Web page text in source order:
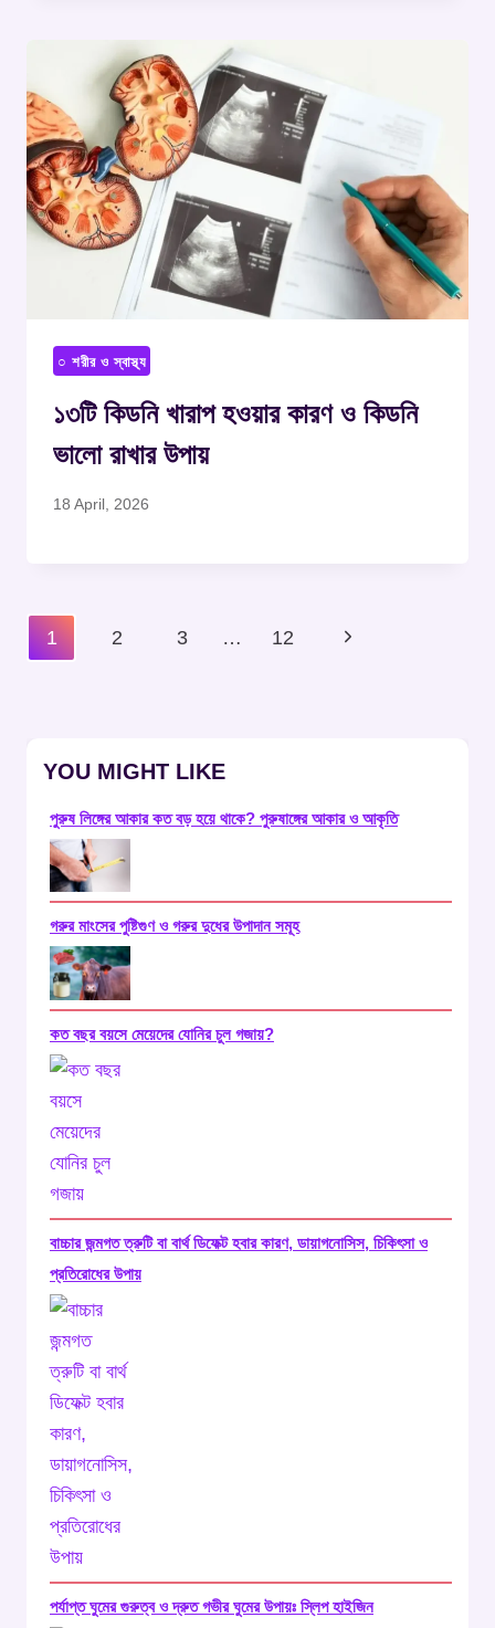
○ শরীর ও স্বাস্থ্য
১৩টি কিডনি খারাপ হওয়ার কারণ ও কিডনি
ভালো রাখার উপায়
18 April, 2026
Page
1 2 3 … 12
Next
YOU MIGHT LIKE
পুরুষ লিঙ্গের আকার কত বড় হয়ে থাকে? পুরুষাঙ্গের আকার ও আকৃতি
গরুর মাংসের পুষ্টিগুণ ও গরুর দুধের উপাদান সমূহ
কত বছর বয়সে মেয়েদের যোনির চুল গজায়?
বাচ্চার জন্মগত ত্রুটি বা বার্থ ডিফেক্ট হবার কারণ, ডায়াগনোসিস, চিকিৎসা ও
প্রতিরোধের উপায়
পর্যাপ্ত ঘুমের গুরুত্ব ও দ্রুত গভীর ঘুমের উপায়ঃ স্লিপ হাইজিন